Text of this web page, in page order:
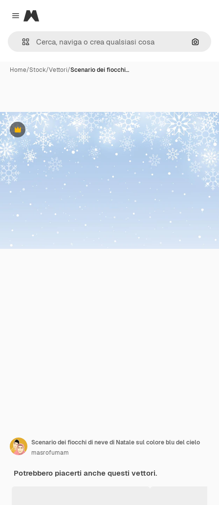
Close menu
Magnific
Cerca
Home/Stock/Vettori/Scenario dei fiocchi…
Premium
Scenario dei fiocchi di neve di Natale sul colore blu del cielo
masrofumam
Potrebbero piacerti anche questi vettori.